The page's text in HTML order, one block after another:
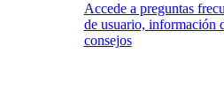
Accede a preguntas
de usuario, información
consejos